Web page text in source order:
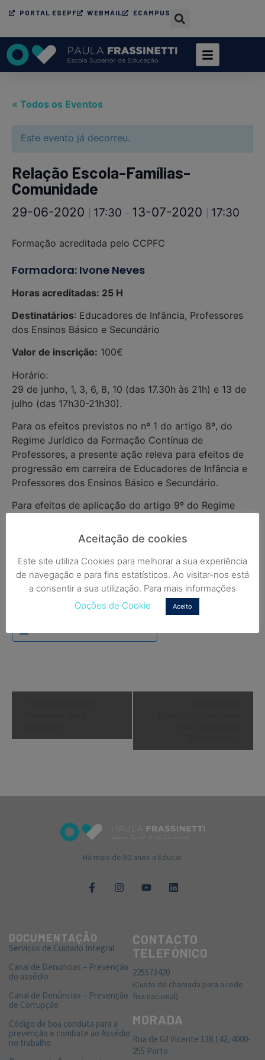
PORTAL ESEPF WEBMAIL ECAMPUS
« Todos os Eventos
Este evento já decorreu.
Relação Escola-Famílias-
Comunidade
29-06-2020 17:30 – 13-07-2020 17:30
Formação acreditada pelo CCPFC
Formadora: Ivone Neves
Horas acreditadas: 25 H
Destinatários: Educadores de Infância, Professores
dos Ensinos Básico e Secundário
Valor de inscrição: 100€
Horário:
29 de junho, 1, 3, 6, 8, 10 (das 17.30h às 21h) e 13 de
julho (das 17h30-21h30).
Para os efeitos previstos no nº 1 do artigo 8º, do
Regime Jurídico da Formação Contínua de
Professores, a presente ação releva para efeitos de
progressão em carreira de Educadores de Infância e
Professores dos Ensinos Básico e Secundário.
Para efeitos de aplicação do artigo 9º do Regime
(dimensão científica e pedagógica), a presente ação
não releva para progressão em carreira.
Mais Info e Inscrições no Centro e-Learning ESEPF
Evento
Há mais de 60 anos a Educar
DOCUMENTAÇÃO
Serviços de Cuidado Integral
Canal de Denuncias – Prevenção
do assédio
Canal de Denúncias – Prevenção
de Corrupção
Código de boa conduta para a
prevenção e combate ao Assédio
no trabalho
CONTACTO
TELEFÓNICO
225573420
(Custo de chamada para a rede
fixa nacional)
MORADA
Rua de Gil Vicente 138 142, 4000-
255 Porto
Aceitação de cookies
Este site utiliza Cookies para melhorar a sua experiência
de navegação e para fins estatísticos. Ao visitar-nos está
a consentir a sua utilização. Para mais informações
Opções de Cookie
Aceito